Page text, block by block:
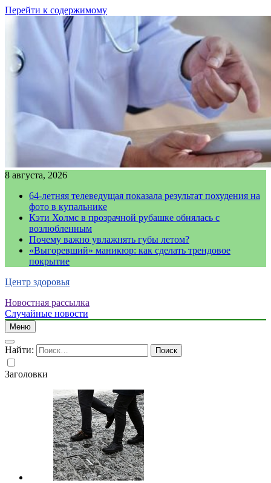
Перейти к содержимому
8 августа, 2026
64-летняя телеведущая показала результат похудения на
фото в купальнике
Кэти Холмс в прозрачной рубашке обнялась с
возлюбленным
Почему важно увлажнять губы летом?
«Выгоревший» маникюр: как сделать трендовое
покрытие
Центр здоровья
Новостная рассылка
Случайные новости
Меню
Найти:
Заголовки